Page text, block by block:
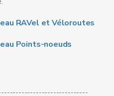
RAVel et Véloroutes
Points-noeuds